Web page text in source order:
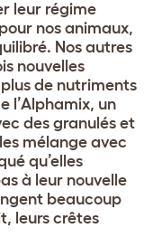
leur régime
nos animaux,
Nos autres
nouvelles
plus de nutriments
l’Alphamix, un
des granulés et
mélange avec
qu’elles
à leur nouvelle
beaucoup
leurs crêtes